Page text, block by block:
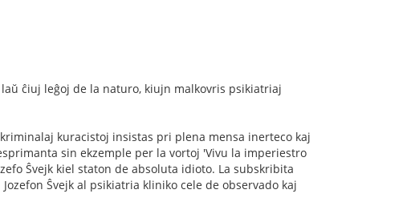
ĉiuj leĝoj de la naturo, kiujn malkovris psikiatriaj
kuracistoj insistas pri plena mensa inerteco kaj
sin ekzemple per la vortoj 'Vivu la imperiestro
Ŝvejk kiel staton de absoluta idioto. La subskribita
Ŝvejk al psikiatria kliniko cele de observado kaj